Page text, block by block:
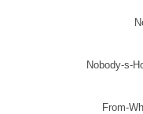
Nobody-s-
From-